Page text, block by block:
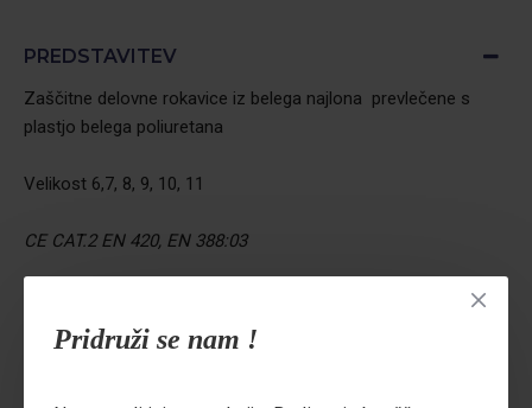
Pridruži se nam !
PREDSTAVITEV
Zaščitne delovne rokavice iz belega najlona prevlečene s
plastjo belega poliuretana
Velikost 6,7, 8, 9, 10, 11
CE CAT.2 EN 420, EN 388:03
12kom/ vrečka